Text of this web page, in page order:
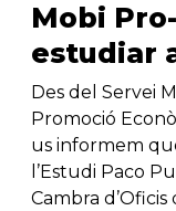
Mobi
estudiar
Des del Servei
Promoció
us informem
l’Estudi Paco
Cambra